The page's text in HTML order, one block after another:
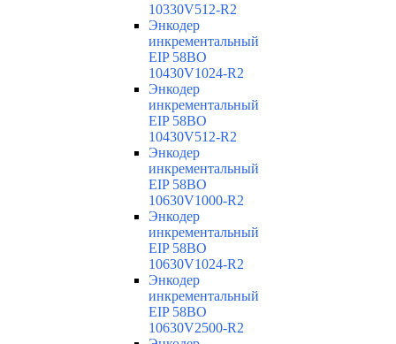
10330V512-R2
Энкодер
инкрементальный
EIP 58BO
10430V1024-R2
Энкодер
инкрементальный
EIP 58BO
10430V512-R2
Энкодер
инкрементальный
EIP 58BO
10630V1000-R2
Энкодер
инкрементальный
EIP 58BO
10630V1024-R2
Энкодер
инкрементальный
EIP 58BO
10630V2500-R2